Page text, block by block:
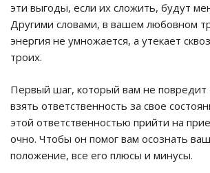
эти выгоды, если их сложить, будут
Другими словами, в вашем любовном
энергия не умножается, а утекает
троих.
Первый шаг, который вам не повредит
взять ответственность за свое
этой ответственностью прийти на
очно. Чтобы он помог вам осознать
положение, все его плюсы и минусы.